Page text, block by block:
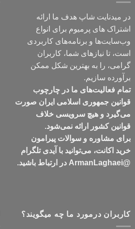
در میدنایت شاپ هدف ما ارائه
اشتراک های پرمیوم برای انواع
وب‌سایت‌ها و برنامه‌های کاربردی
است، تا نیازهای شما، کاربران
گرامی، را به بهترین شکل ممکن
برآورده سازیم.
تمام فعالیت‌های ما در چارچوب
قوانین جمهوری اسلامی ایران صورت
می‌گیرد و هیچ سرویسی خلاف
قوانین کشور ارائه نمی‌شود.
برای مشاوره و سوالات پیرامون
خرید اکانت، می‌توانید با آیدی تلگرام
@ArmanLaghaei در ارتباط باشید.
کاربران درمورد ما چه میگویند؟